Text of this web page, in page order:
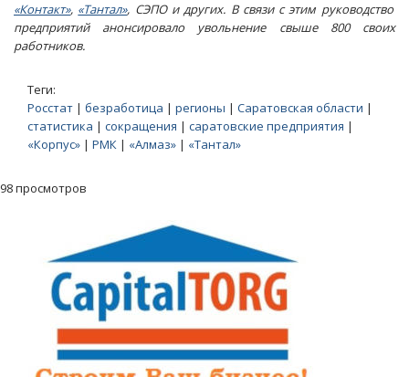
«Контакт», «Тантал», СЭПО и других. В связи с этим руководство
предприятий анонсировало увольнение свыше 800 своих
работников.
Теги:
Росстат | безработица | регионы | Саратовская области |
статистика | сокращения | саратовские предприятия |
«Корпус» | РМК | «Алмаз» | «Тантал»
98 просмотров